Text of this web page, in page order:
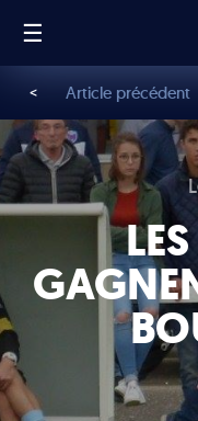
☰
< Article précédent